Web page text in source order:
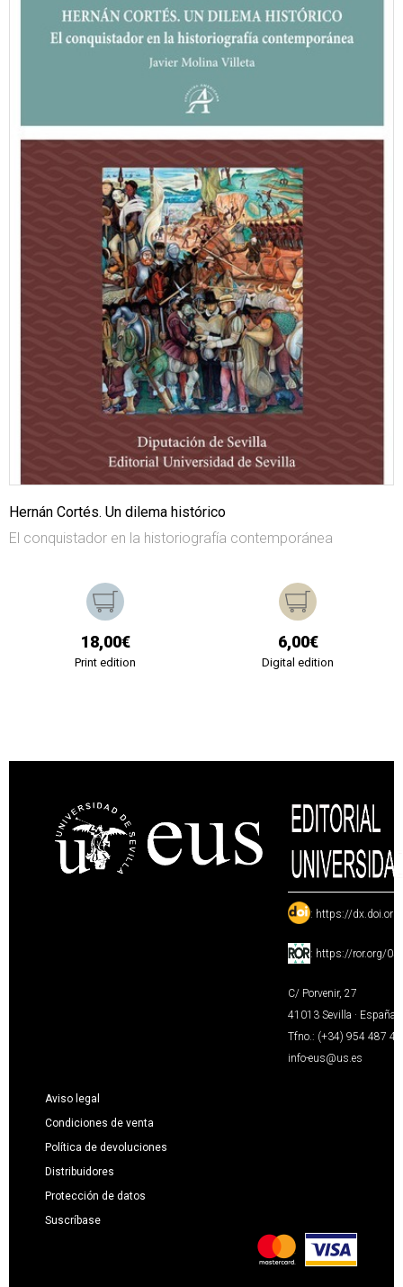
Hernán Cortés. Un dilema histórico
El conquistador en la historiografía contemporánea
18,00€
Print edition
6,00€
Digital edition
: https://
: https://ror.org/
C/ Porvenir, 27
41013 Sevilla · España
Tfno.: (+34) 954 487
info-eus@us.es
Aviso legal
Condiciones de venta
Política de devoluciones
Distribuidores
Protección de datos
Suscríbase